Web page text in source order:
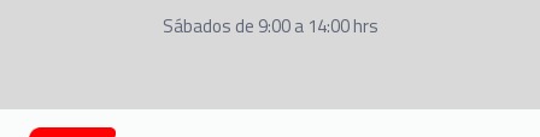
Sábados de 9:00 a 14:00 hrs